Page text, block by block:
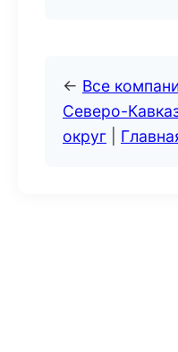
← Все
Северо-
округ